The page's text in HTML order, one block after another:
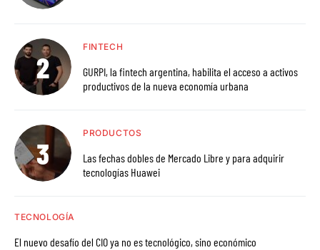
FINTECH
GURPI, la fintech argentina, habilita el acceso a activos
productivos de la nueva economía urbana
PRODUCTOS
Las fechas dobles de Mercado Libre y para adquirir
tecnologías Huawei
TECNOLOGÍA
El nuevo desafío del CIO ya no es tecnológico, sino económico